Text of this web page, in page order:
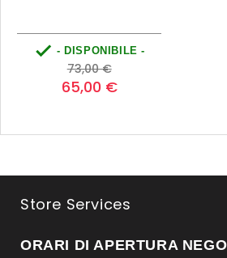
 - DISPONIBILE -
Prezzo
base
73,00 €Prezzo
65,00 €
Store Services
ORARI DI APERTURA